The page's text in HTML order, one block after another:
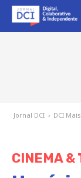
Jornal DCI › DCI Mais
CINEMA &